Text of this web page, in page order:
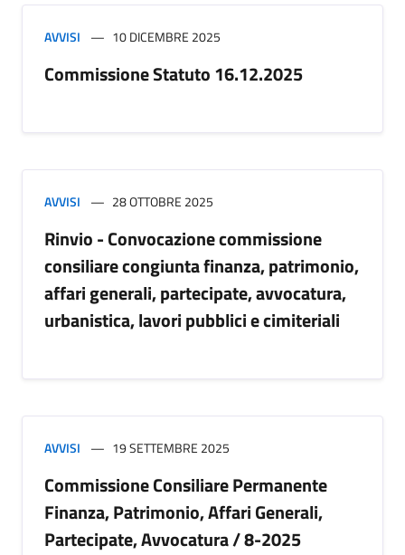
AVVISI 10 DICEMBRE 2025
Commissione Statuto 16.12.2025
AVVISI 28 OTTOBRE 2025
Rinvio - Convocazione commissione
consiliare congiunta finanza, patrimonio,
affari generali, partecipate, avvocatura,
urbanistica, lavori pubblici e cimiteriali
AVVISI 19 SETTEMBRE 2025
Commissione Consiliare Permanente
Finanza, Patrimonio, Affari Generali,
Partecipate, Avvocatura / 8-2025